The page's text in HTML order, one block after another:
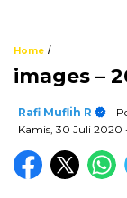
Home /
images –
Rafi Muflih R
-
Kamis, 30 Juli 2020